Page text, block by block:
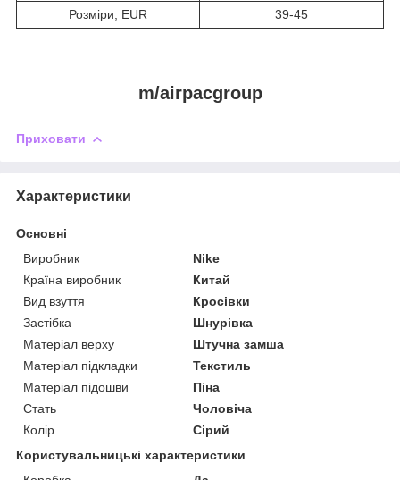
Розміри, EUR
39-45
m/airpacgroup
Приховати
Характеристики
Основні
Виробник
Nike
Країна виробник
Китай
Вид взуття
Кросівки
Застібка
Шнурівка
Матеріал верху
Штучна замша
Матеріал підкладки
Текстиль
Матеріал підошви
Піна
Стать
Чоловіча
Колір
Сірий
Користувальницькі характеристики